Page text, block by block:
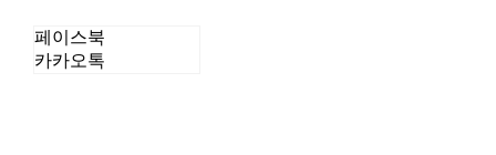
페이스북
카카오톡